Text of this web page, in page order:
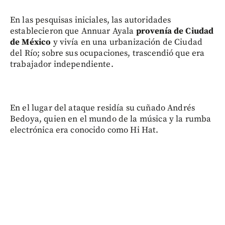
En las pesquisas iniciales, las autoridades
establecieron que Annuar Ayala provenía de Ciudad
de México y vivía en una urbanización de Ciudad
del Río; sobre sus ocupaciones, trascendió que era
trabajador independiente.
En el lugar del ataque residía su cuñado Andrés
Bedoya, quien en el mundo de la música y la rumba
electrónica era conocido como Hi Hat.